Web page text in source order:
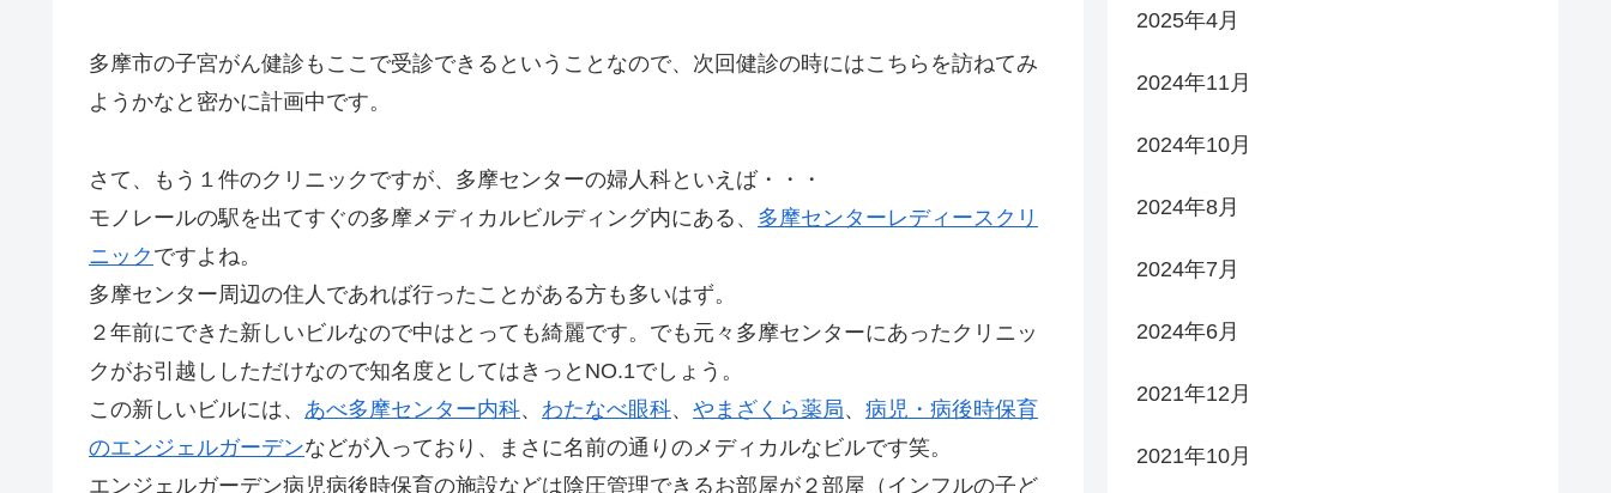
多摩市の子宮がん健診もここで受診できるということなので、次回健診の時にはこちらを訪ねてみ
ようかなと密かに計画中です。
さて、もう１件のクリニックですが、多摩センターの婦人科といえば・・・
モノレールの駅を出てすぐの多摩メディカルビルディング内にある、 多摩センターレディースクリ
ニック ですよね。
多摩センター周辺の住人であれば行ったことがある方も多いはず。
２年前にできた新しいビルなので中はとっても綺麗です。でも元々多摩センターにあったクリニッ
クがお引越ししただけなので知名度としてはきっとNO.1でしょう。
この新しいビルには、 あべ多摩センター内科、 わたなべ眼科、 やまざくら薬局、 病児・病後時保育
のエンジェルガーデンなどが入っており、まさに名前の通りのメディカルなビルです笑。
エンジェルガーデン病児病後時保育の施設などは陰圧管理できるお部屋が２部屋（インフルの子ど
2025年4月
2024年11月
2024年10月
2024年8月
2024年7月
2024年6月
2021年12月
2021年10月